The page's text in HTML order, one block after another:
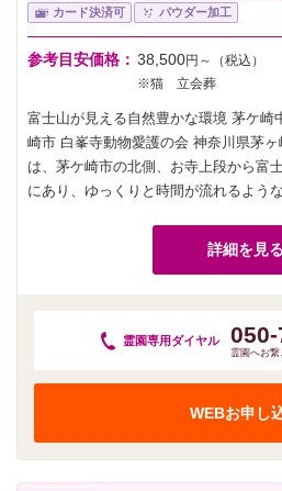
カード決済可
パウダー加工
参考目安価格： 38,500円～（税込）
※猫 立会葬
富士山が見える自然豊かな環境 茅ケ崎
崎市 白峯寺動物愛護の会 神奈川県茅
は、茅ケ崎市の北側、お寺上段から富
にあり、ゆっくりと時間が流れるよう
詳細を見る
霊園専用 ダイヤル
霊園へお繋
WEBお申し